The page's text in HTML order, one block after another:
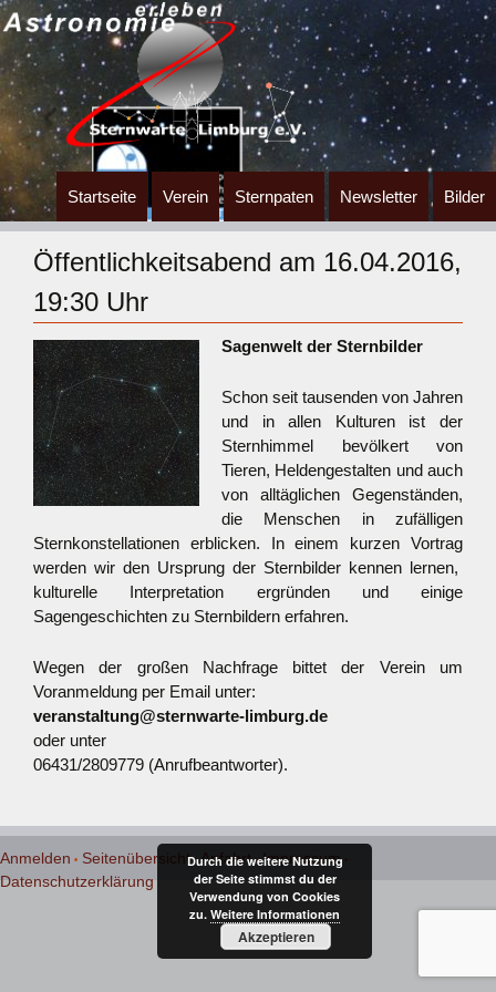
Zum
Inhalt
springen
Startseite Verein Sternpaten Newsletter Bilder
Öffentlichkeitsabend am 16.04.2016,
19:30 Uhr
Sagenwelt der Sternbilder
Schon seit tausenden von Jahren
und in allen Kulturen ist der
Sternhimmel bevölkert von
Tieren, Heldengestalten und auch
von alltäglichen Gegenständen,
die Menschen in zufälligen
Sternkonstellationen erblicken. In einem kurzen Vortrag
werden wir den Ursprung der Sternbilder kennen lernen,
kulturelle Interpretation ergründen und einige
Sagengeschichten zu Sternbildern erfahren.
Wegen der großen Nachfrage bittet der Verein um
Voranmeldung per Email unter:
veranstaltung@sternwarte-limburg.de
oder unter
06431/2809779 (Anrufbeantworter).
Anmelden Seitenübersicht Anfahrt
Impressum
Datenschutzerklärung
Durch die weitere Nutzung
der Seite stimmst du der
Verwendung von Cookies
zu. Weitere Informationen
Akzeptieren